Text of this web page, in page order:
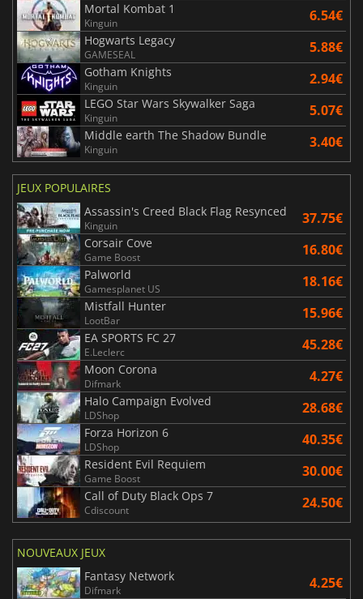
Mortal Kombat 1
Kinguin 6.54€
Hogwarts Legacy
GAMESEAL 5.88€
Gotham Knights
Kinguin 2.94€
LEGO Star Wars Skywalker Saga
Kinguin 5.07€
Middle earth The Shadow Bundle
Kinguin 3.40€
JEUX POPULAIRES
Assassin's Creed Black Flag Resynced
Kinguin 37.75€
Corsair Cove
Game Boost 16.80€
Palworld
Gamesplanet US 18.16€
Mistfall Hunter
LootBar 15.96€
EA SPORTS FC 27
E.Leclerc 45.28€
Moon Corona
Difmark 4.27€
Halo Campaign Evolved
LDShop 28.68€
Forza Horizon 6
LDShop 40.35€
Resident Evil Requiem
Game Boost 30.00€
Call of Duty Black Ops 7
Cdiscount 24.50€
NOUVEAUX JEUX
Fantasy Network
Difmark 4.25€